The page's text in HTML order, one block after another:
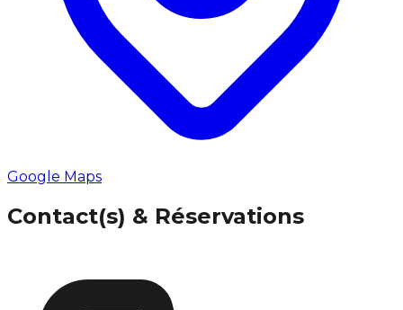
Google Maps
Contact(s) & Réservations